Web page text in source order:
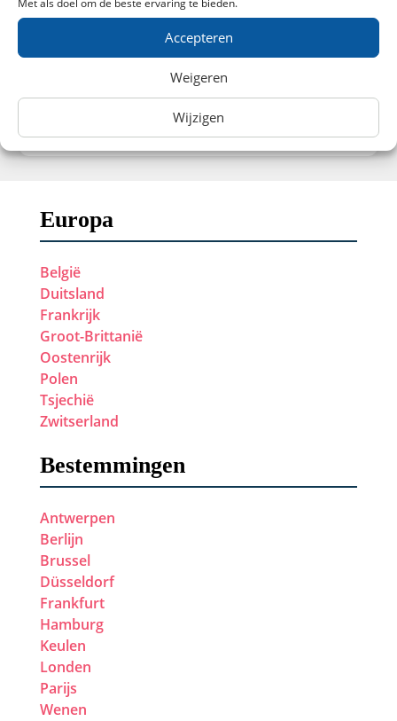
Accepteren
Weigeren
Wijzigen
Zonnig
11.2°C25.7°C
Min
12.8°C30.3°C
Europa
België
Duitsland
Frankrijk
Groot-Brittanië
Oostenrijk
Polen
Tsjechië
Zwitserland
Bestemmingen
Antwerpen
Berlijn
Brussel
Düsseldorf
Frankfurt
Hamburg
Keulen
Londen
Parijs
Wenen